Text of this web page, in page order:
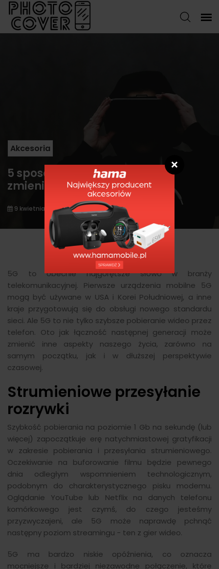
Akcesoria
5 sposobów, w jakie 5G może
zmienić technologię
9 kwietnia 2021
5G to obecnie najgorętsze słowo w branży
telekomunikacyjnej. Pierwsze urządzenia mobilne 5G
mogą być używane w USA i Korei Południowej, a inne
kraje przygotowują się do obsługi nowego standardu
sieci. Ale 5G to nie tylko szybsze pobieranie wideo przez
telefon. Oto jak łączność następnej generacji może
zmienić inne aspekty naszego życia, zarówno na
samym początku, jak i w dłuższej perspektywie
czasowej.
Strumieniowe przesyłanie
rozrywki
Szybkość pobierania na poziomie 1 Gb na sekundę (lub
więcej) zapoczątkuje erę natychmiastowej gratyfikacji
w zakresie pobierania i przesyłania strumieniowego.
Oczekiwanie na buforowanie filmu będzie pewnego
dnia odległym wspomnieniem technologicznym,
podobnym do charakterystycznego pisku modemu.
Oglądanie YouTube lub Netflix na danych telefonu
komórkowego jest czymś, do czego jesteśmy
przyzwyczajeni, ale 5G może naprawdę pchnąć
następny poziom streamingu - ten z gier wideo.
5G ma bardzo niskie opóźnienia, co oznacza
mocniejsze i bardziej niezawodne połączenie, które
❌